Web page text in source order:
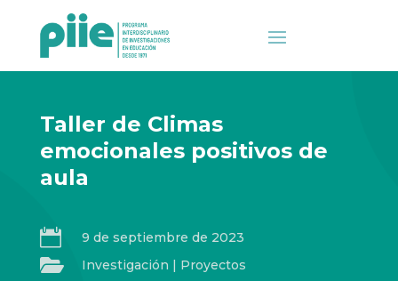
Taller de Climas
emocionales positivos de
aula
 9 de septiembre de 2023
 Investigación | Proyectos